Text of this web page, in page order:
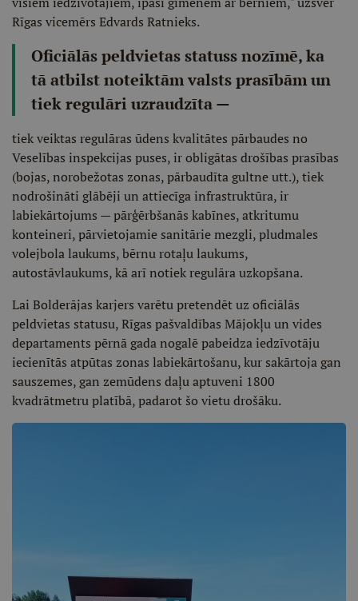
Rīgas vicemērs Edvards Ratnieks.
Oficiālās peldvietas statuss nozīmē, ka
tā atbilst noteiktām valsts prasībām un
tiek regulāri uzraudzīta —
tiek veiktas regulāras ūdens kvalitātes pārbaudes no
Veselības inspekcijas puses, ir obligātas drošības prasības
(bojas, norobežotas zonas, pārbaudīta gultne utt.), tiek
nodrošināti glābēji un attiecīga infrastruktūra, ir
labiekārtojums — pārģērbšanās kabīnes, atkritumu
konteineri, pārvietojamie sanitārie mezgli, pludmales
volejbola laukums, bērnu rotaļu laukums,
autostāvlaukums, kā arī notiek regulāra uzkopšana.
Lai Bolderājas karjers varētu pretendēt uz oficiālās
peldvietas statusu, Rīgas pašvaldības Mājokļu un vides
departaments pērnā gada nogalē pabeidza iedzīvotāju
iecienītās atpūtas zonas labiekārtošanu, kur sakārtoja gan
sauszemes, gan zemūdens daļu aptuveni 1800
kvadrātmetru platībā, padarot šo vietu drošāku.